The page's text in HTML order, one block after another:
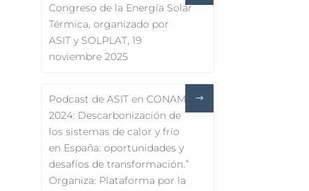
Congreso de la Energía Solar
Térmica, organizado por
ASIT y SOLPLAT, 19
noviembre 2025
Podcast de ASIT en CONAMA
2024: Descarbonización de
los sistemas de calor y frío
en España: oportunidades y
desafíos de transformación.”
Organiza: Plataforma por la